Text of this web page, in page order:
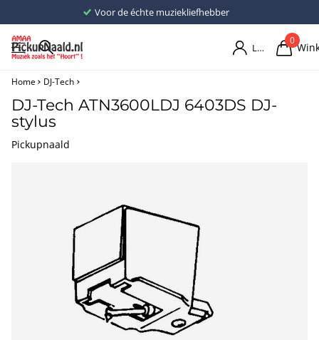
Voor de échte muziekliefhebber
Login
0
Home DJ-Tech
DJ-Tech ATN3600LDJ 6403DS DJ-
stylus
Pickupnaald